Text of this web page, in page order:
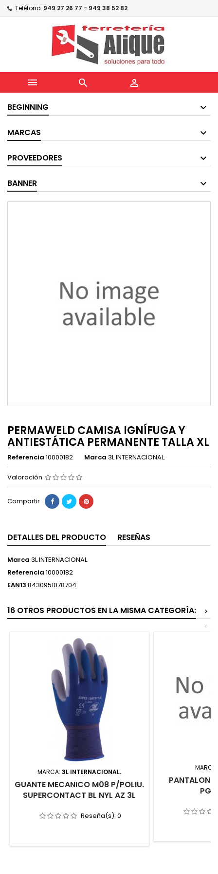
Teléfono: 949 27 26 77 - 949 38 52 82
  
BEGINNING
MARCAS
PROVEEDORES
BANNER
PERMAWELD CAMISA IGNÍFUGA Y
ANTIESTÁTICA PERMANENTE TALLA XL
Referencia 10000182 Marca 3L INTERNACIONAL.
Valoración
Compartir
DETALLES DEL PRODUCTO RESEÑAS
Marca 3L INTERNACIONAL.
Referencia 10000182
EAN13 8430951078704
16 OTROS PRODUCTOS EN LA MISMA CATEGORÍA:
>
<
MARCA: 3L INTERNACIONAL.
GUANTE MECANICO M08 P/POLIU.
SUPERCONTACT BL NYL AZ 3L
Reseña(s): 0
PANTALON